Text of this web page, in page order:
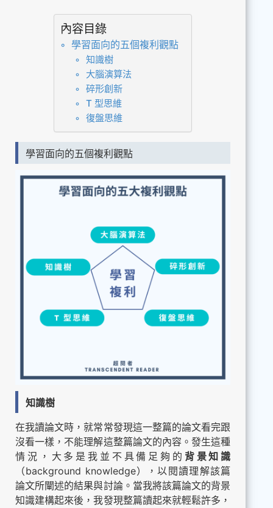
內容目錄
學習面向的五個複利觀點
知識樹
大腦演算法
碎形創新
T 型思維
復盤思維
學習面向的五個複利觀點
知識樹
在我讀論文時，就常常發現這一整篇的論文看完跟
沒看一樣，不能理解這整篇論文的內容。發生這種
情況，大多是我並不具備足夠的 背景知識
（background knowledge），以閱讀理解該篇
論文所闡述的結果與討論。當我將該篇論文的背景
知識建構起來後，我發現整篇讀起來就輕鬆許多，